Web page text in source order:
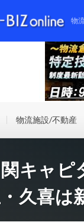
物
物流施設/不動産
キャピ
久喜は